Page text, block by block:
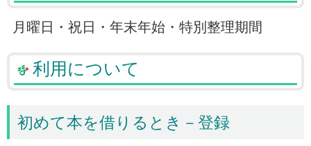
月曜日・祝日・年末年始・特別整理期間
利用について
初めて本を借りるとき－登録